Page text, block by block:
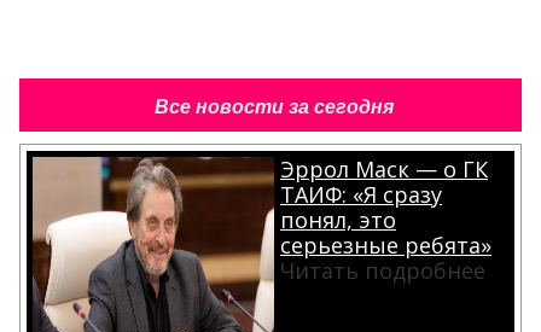
Все новости за сегодня
Эррол Маск — о ГК
ТАИФ: «Я сразу
понял, это
серьезные ребята»
Читать подробнее